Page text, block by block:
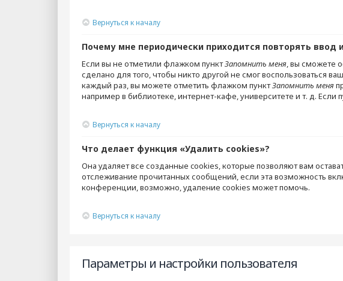
Вернуться к началу
Почему мне периодически приходится повторять ввод
Если вы не отметили флажком пунктЗапомнить меня, вы сможете
сделано для того, чтобы никто другой не смог воспользоваться
каждый раз, вы можете отметить флажком пунктЗапомнить меня
например в библиотеке, интернет-кафе, университете и т. д. Если
Вернуться к началу
Что делает функция «Удалить cookies»?
Она удаляет все созданные cookies, которые позволяют вам
отслеживание прочитанных сообщений, если эта возможность
конференции, возможно, удаление cookies может помочь.
Вернуться к началу
Параметры и настройки пользователя